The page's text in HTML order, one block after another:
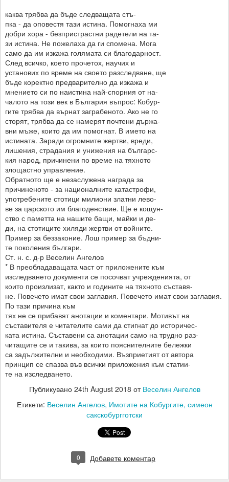
каква трябва да бъде следващата стъ-
пка - да оповестя тази истина. Помогнаха ми
добри хора - безпристрастни радетели на та-
зи истина. Не пожелаха да ги спомена. Мога
само да им изкажа голямата си благодарност.
След всичко, което прочетох, научих и
установих по време на своето разследване, ще
бъде коректно предварително да изкажа и
мнението си по наистина най-спорния от на-
чалото на този век в България въпрос: Кобур-
гите трябва да върнат заграбеното. Ако не го
сторят, трябва да се намерят почтени държа-
вни мъже, които да им помогнат. В името на
истината. Заради огромните жертви, вреди,
лишения, страдания и унижения на българс-
кия народ, причинени по време на тяхното
злощастно управление.
Обратното ще е незаслужена награда за
причиненото - за националните катастрофи,
употребените стотици милиони златни лево-
ве за царското им благоденствие. Ще е кощун-
ство с паметта на нашите бащи, майки и де-
ди, на стотиците хиляди жертви от войните.
Пример за беззаконие. Лош пример за бъдни-
те поколения българи.
Ст. н. с. д-р Веселин Ангелов
* В преобладаващата част от приложените към
изследването документи се посочват учрежденията, от
които произлизат, както и годините на тяхното съставя-
не. Повечето имат свои заглавия. Повечето имат свои заглавия.
По тази причина към
тях не се прибавят анотации и коментари. Мотивът на
съставителя е читателите сами да стигнат до историчес-
ката истина. Съставени са анотации само на трудно раз-
читащите се и такива, за които пояснителните бележки
са задължителни и необходими. Възприетият от автора
принцип се спазва във всички приложения към статии-
те на изследването.
Публикувано 24th August 2018 от Веселин Ангелов
Етикети: Веселин Ангелов Имотите на Кобургите симеон
сакскобургготски
0 Добавете коментар